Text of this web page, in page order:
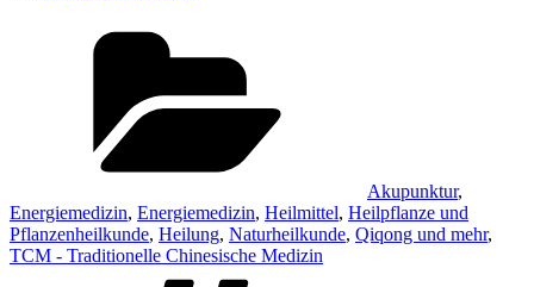
Akupunktur,
Energiemedizin, Energiemedizin, Heilmittel, Heilpflanze und
Pflanzenheilkunde, Heilung, Naturheilkunde, Qiqong und mehr,
TCM - Traditionelle Chinesische Medizin